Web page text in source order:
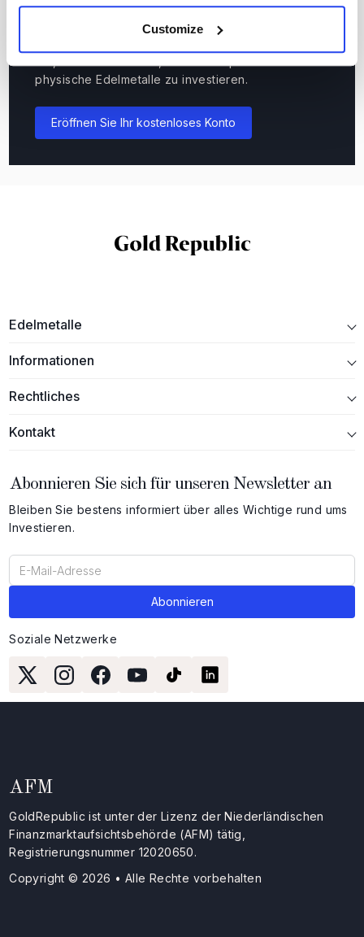
Customize
physische Edelmetalle zu investieren.
Eröffnen Sie Ihr kostenloses Konto
Edelmetalle
Informationen
Rechtliches
Kontakt
Abonnieren Sie sich für unseren Newsletter an
Bleiben Sie bestens informiert über alles Wichtige rund ums
Investieren.
Soziale Netzwerke
AFM
GoldRepublic ist unter der Lizenz der Niederländischen
Finanzmarktaufsichtsbehörde (AFM) tätig,
Registrierungsnummer 12020650.
Copyright © 2026 • Alle Rechte vorbehalten